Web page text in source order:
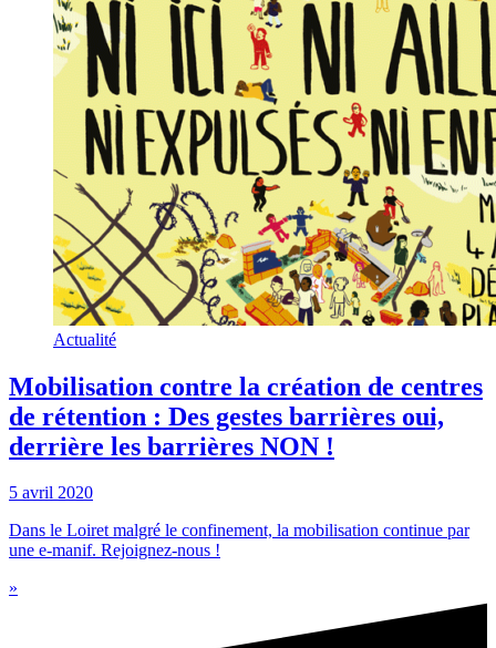
Actualité
Mobilisation contre la création de centres
de rétention : Des gestes barrières oui,
derrière les barrières NON !
5 avril 2020
Dans le Loiret malgré le confinement, la mobilisation continue par
une e-manif. Rejoignez-nous !
»